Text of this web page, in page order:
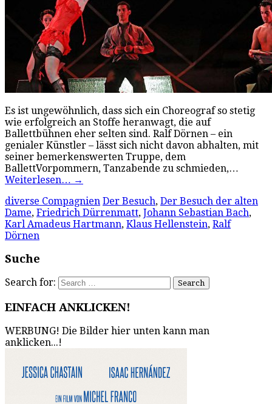
Es ist ungewöhnlich, dass sich ein Choreograf so stetig
wie erfolgreich an Stoffe heranwagt, die auf
Ballettbühnen eher selten sind. Ralf Dörnen – ein
genialer Künstler – lässt sich nicht davon abhalten, mit
seiner bemerkenswerten Truppe, dem
BallettVorpommern, Tanzabende zu schmieden,…
Weiterlesen… →
diverse Compagnien Der Besuch, Der Besuch der alten
Dame, Friedrich Dürrenmatt, Johann Sebastian Bach,
Karl Amadeus Hartmann, Klaus Hellenstein, Ralf
Dörnen
Suche
Search for:
EINFACH ANKLICKEN!
WERBUNG! Die Bilder hier unten kann man
anklicken...!